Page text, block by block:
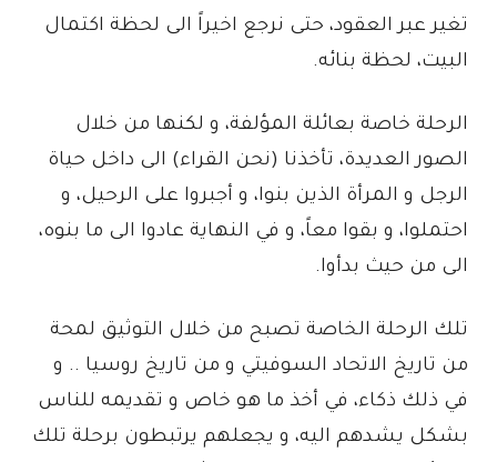
تغير عبر العقود، حتى نرجع اخيراً الى لحظة اكتمال
البيت، لحظة بنائه.
الرحلة خاصة بعائلة المؤلفة، و لكنها من خلال
الصور العديدة، تأخذنا (نحن القراء) الى داخل حياة
الرجل و المرأة الذين بنوا، و أجبروا على الرحيل، و
احتملوا، و بقوا معاً، و في النهاية عادوا الى ما بنوه،
الى من حيث بدأوا.
تلك الرحلة الخاصة تصبح من خلال التوثيق لمحة
من تاريخ الاتحاد السوفيتي و من تاريخ روسيا .. و
في ذلك ذكاء، في أخذ ما هو خاص و تقديمه للناس
بشكل يشدهم اليه، و يجعلهم يرتبطون برحلة تلك